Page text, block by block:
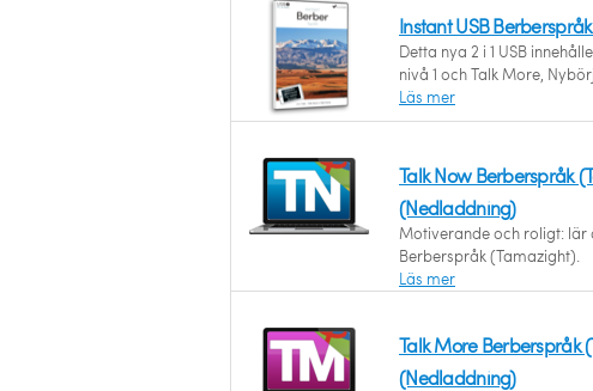
Instant USB
Detta nya 2 i 1 USB
nivå 1 och Talk More,
Läs mer
Talk Now Berberspråk
(Nedladdning)
Motiverande och roligt: lär
Berberspråk (Tamazight).
Läs mer
Talk More Berberspråk
(Nedladdning)